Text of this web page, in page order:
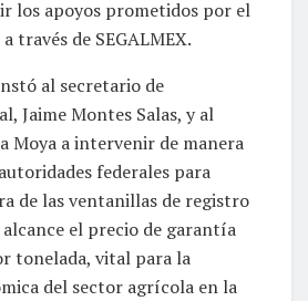
los apoyos prometidos por el
través de SEGALMEX.
al secretario de
Jaime Montes Salas, y al
Moya a intervenir de manera
federales para
de las ventanillas de registro
alcance el precio de garantía
tonelada, vital para la
del sector agrícola en la